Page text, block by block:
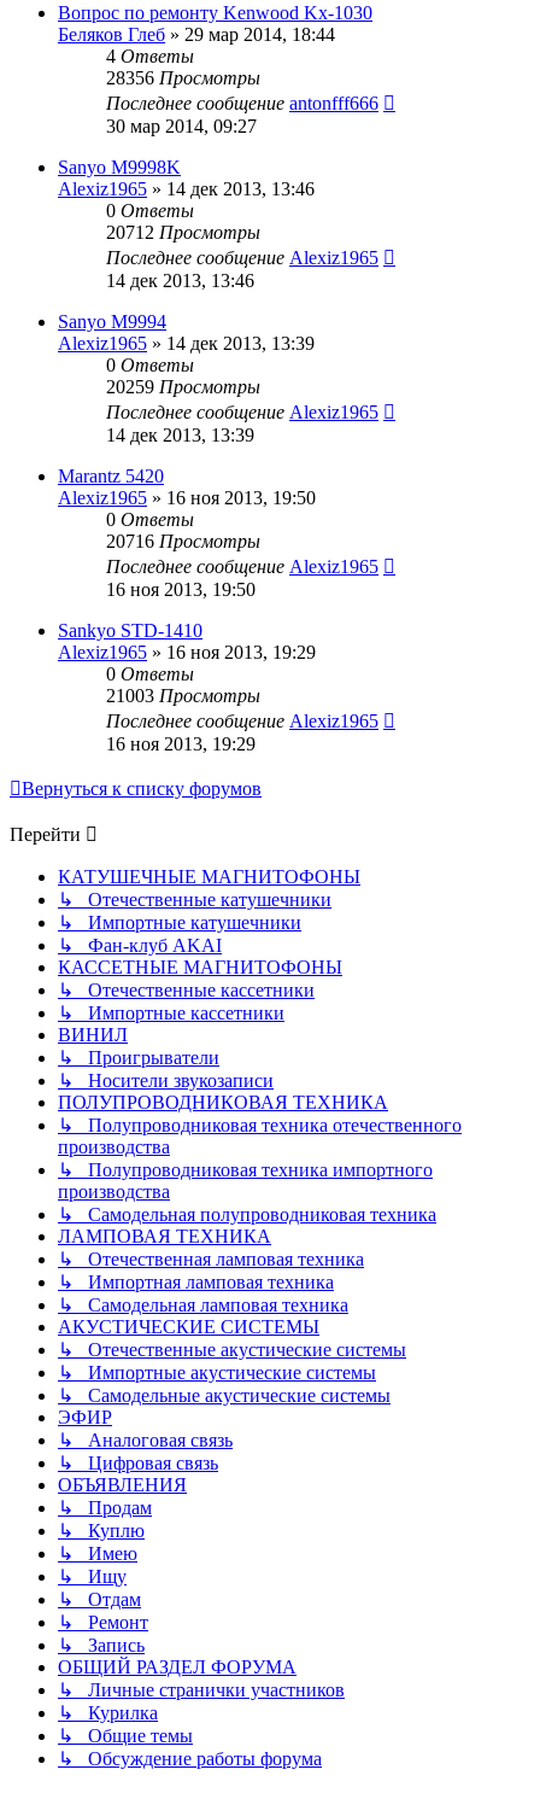
Вопрос по ремонту Kenwood Kx-1030
Беляков Глеб » 29 мар 2014, 18:44
4 Ответы
28356 Просмотры
Последнее сообщение antonfff666
30 мар 2014, 09:27
Sanyo M9998K
Alexiz1965 » 14 дек 2013, 13:46
0 Ответы
20712 Просмотры
Последнее сообщение Alexiz1965
14 дек 2013, 13:46
Sanyo M9994
Alexiz1965 » 14 дек 2013, 13:39
0 Ответы
20259 Просмотры
Последнее сообщение Alexiz1965
14 дек 2013, 13:39
Marantz 5420
Alexiz1965 » 16 ноя 2013, 19:50
0 Ответы
20716 Просмотры
Последнее сообщение Alexiz1965
16 ноя 2013, 19:50
Sankyo STD-1410
Alexiz1965 » 16 ноя 2013, 19:29
0 Ответы
21003 Просмотры
Последнее сообщение Alexiz1965
16 ноя 2013, 19:29
Вернуться к списку форумов
Перейти
КАТУШЕЧНЫЕ МАГНИТОФОНЫ
↳ Отечественные катушечники
↳ Импортные катушечники
↳ Фан-клуб AKAI
КАССЕТНЫЕ МАГНИТОФОНЫ
↳ Отечественные кассетники
↳ Импортные кассетники
ВИНИЛ
↳ Проигрыватели
↳ Носители звукозаписи
ПОЛУПРОВОДНИКОВАЯ ТЕХНИКА
↳ Полупроводниковая техника отечественного
производства
↳ Полупроводниковая техника импортного
производства
↳ Самодельная полупроводниковая техника
ЛАМПОВАЯ ТЕХНИКА
↳ Отечественная ламповая техника
↳ Импортная ламповая техника
↳ Самодельная ламповая техника
АКУСТИЧЕСКИЕ СИСТЕМЫ
↳ Отечественные акустические системы
↳ Импортные акустические системы
↳ Самодельные акустические системы
ЭФИР
↳ Аналоговая связь
↳ Цифровая связь
ОБЪЯВЛЕНИЯ
↳ Продам
↳ Куплю
↳ Имею
↳ Ищу
↳ Отдам
↳ Ремонт
↳ Запись
ОБЩИЙ РАЗДЕЛ ФОРУМА
↳ Личные странички участников
↳ Курилка
↳ Общие темы
↳ Обсуждение работы форума